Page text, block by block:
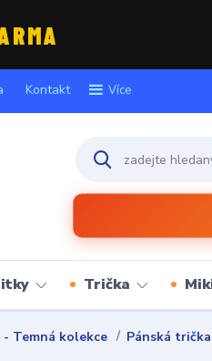
Kontakt Více
Trička
Temná kolekce Pánská